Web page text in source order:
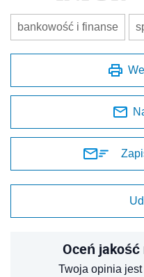
bankowość i finanse
Oceń jakość
Twoja opinia